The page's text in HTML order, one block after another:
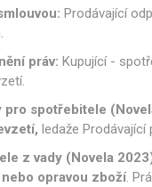
Prodávající
práv: Kupující -
pro spotřebitele
ledaže Prodávající
z vady (Novela
opravou zboží.